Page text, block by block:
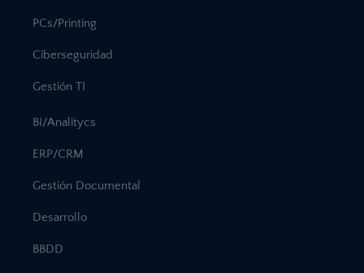
PCs/Printing
Ciberseguridad
Gestión TI
BI/Analitycs
ERP/CRM
Gestión Documental
Desarrollo
BBDD